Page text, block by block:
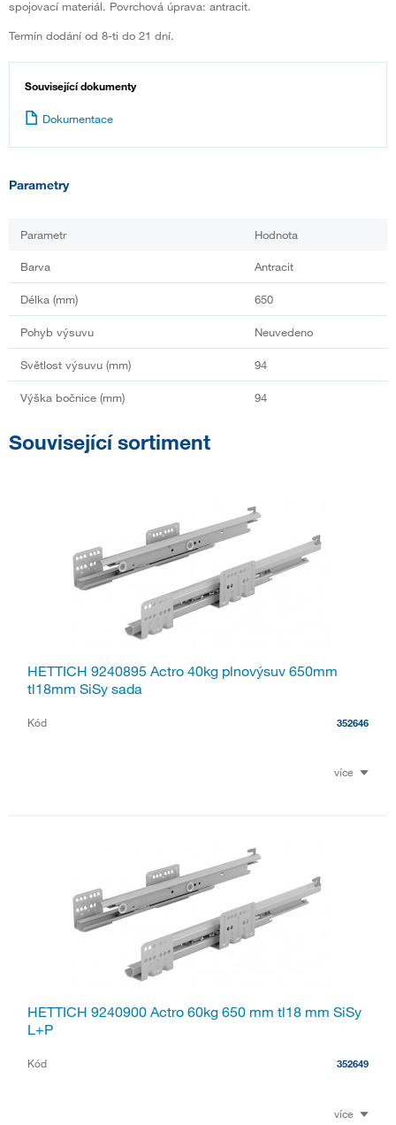
spojovací materiál. Povrchová úprava: antracit.
Termín dodání od 8-ti do 21 dní.
Související dokumenty
Dokumentace
Parametry
Parametr Hodnota
Barva Antracit
Délka (mm) 650
Pohyb výsuvu Neuvedeno
Světlost výsuvu (mm) 94
Výška bočnice (mm) 94
Související sortiment
HETTICH 9240895 Actro 40kg plnovýsuv 650mm
tl18mm SiSy sada
Kód 352646
více
HETTICH 9240900 Actro 60kg 650 mm tl18 mm SiSy
L+P
Kód 352649
více